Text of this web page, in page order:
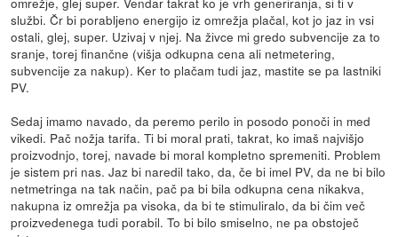
službi. Čr bi porabljeno energijo iz omrežja plačal, kot jo jaz in vsi
ostali, glej, super. Uzivaj v njej. Na živce mi gredo subvencije za to
sranje, torej finančne (višja odkupna cena ali netmetering,
subvencije za nakup). Ker to plačam tudi jaz, mastite se pa lastniki
PV.
Sedaj imamo navado, da peremo perilo in posodo ponoči in med
vikedi. Pač nožja tarifa. Ti bi moral prati, takrat, ko imaš najvišjo
proizvodnjo, torej, navade bi moral kompletno spremeniti. Problem
je sistem pri nas. Jaz bi naredil tako, da, če bi imel PV, da ne bi bilo
netmetringa na tak način, pač pa bi bila odkupna cena nikakva,
nakupna iz omrežja pa visoka, da bi te stimuliralo, da bi čim več
proizvedenega tudi porabil. To bi bilo smiselno, ne pa obstoječ